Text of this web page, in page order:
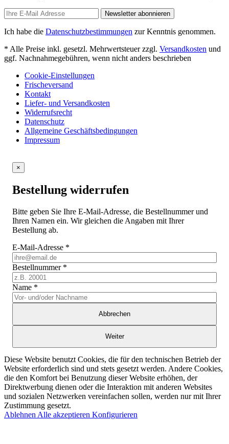
Newsletter abonnieren
Ich habe die Datenschutzbestimmungen zur Kenntnis genommen.
* Alle Preise inkl. gesetzl. Mehrwertsteuer zzgl. Versandkosten und
ggf. Nachnahmegebühren, wenn nicht anders beschrieben
Cookie-Einstellungen
Frischeversand
Kontakt
Liefer- und Versandkosten
Widerrufsrecht
Datenschutz
Allgemeine Geschäftsbedingungen
Impressum
×
Bestellung widerrufen
Bitte geben Sie Ihre E-Mail-Adresse, die Bestellnummer und
Ihren Namen ein. Wir gleichen die Angaben mit Ihrer
Bestellung ab.
E-Mail-Adresse *
Bestellnummer *
Name *
Abbrechen
Weiter
Diese Website benutzt Cookies, die für den technischen Betrieb der
Website erforderlich sind und stets gesetzt werden. Andere Cookies,
die den Komfort bei Benutzung dieser Website erhöhen, der
Direktwerbung dienen oder die Interaktion mit anderen Websites
und sozialen Netzwerken vereinfachen sollen, werden nur mit Ihrer
Zustimmung gesetzt.
Ablehnen Alle akzeptieren Konfigurieren